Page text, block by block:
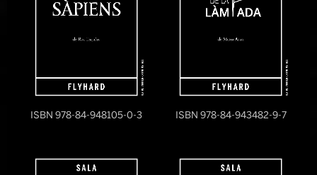
ISBN 978-84-948105-0-3 ISBN 978-84-943482-9-7